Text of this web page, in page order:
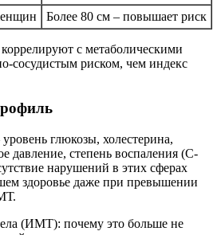
Более 80 см – повышает риск
с метаболическими
сосудистым риском, чем индекс
глюкозы, холестерина,
давление, степень воспаления (С-
нарушений в этих сферах
здоровье даже при превышении